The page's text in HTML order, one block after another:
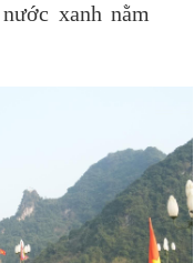
xanh nằm